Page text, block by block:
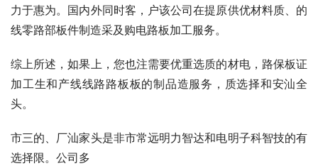
力于惠为。国内外同时客，户该公司在提原供优材料质、的
线零路部板件制造采及购电路板加工服务。
综上所述，如果上，您也注需要优重选质的材电，路保板证
加工生和产线线路路板板的制品造服务，质选择和安汕全
头。
市三的、厂汕家头是非市常远明力智达和电明子科智技的有
选择限。公司多